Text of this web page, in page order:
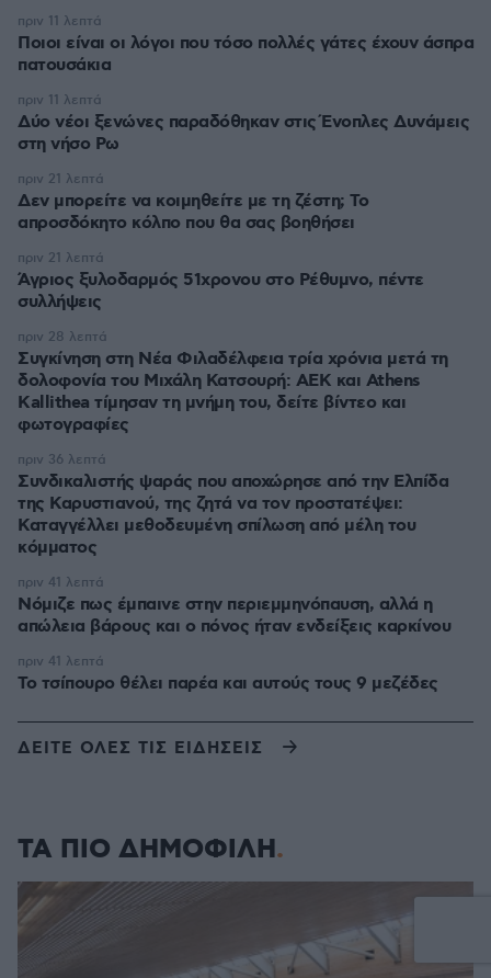
Ποιοι είναι οι λόγοι που τόσο πολλές γάτες έχουν άσπρα
πατουσάκια
πριν 11 λεπτά
Δύο νέοι ξενώνες παραδόθηκαν στις Ένοπλες Δυνάμεις
στη νήσο Ρω
πριν 11 λεπτά
Δεν μπορείτε να κοιμηθείτε με τη ζέστη; Το
απροσδόκητο κόλπο που θα σας βοηθήσει
πριν 21 λεπτά
Άγριος ξυλοδαρμός 51χρονου στο Ρέθυμνο, πέντε
συλλήψεις
πριν 21 λεπτά
Συγκίνηση στη Νέα Φιλαδέλφεια τρία χρόνια μετά τη
δολοφονία του Μιχάλη Κατσουρή: ΑΕΚ και Athens
Kallithea τίμησαν τη μνήμη του, δείτε βίντεο και
φωτογραφίες
πριν 28 λεπτά
Συνδικαλιστής ψαράς που αποχώρησε από την Ελπίδα
της Καρυστιανού, της ζητά να τον προστατέψει:
Καταγγέλλει μεθοδευμένη σπίλωση από μέλη του
κόμματος
πριν 36 λεπτά
Νόμιζε πως έμπαινε στην περιεμμηνόπαυση, αλλά η
απώλεια βάρους και ο πόνος ήταν ενδείξεις καρκίνου
πριν 41 λεπτά
Το τσίπουρο θέλει παρέα και αυτούς τους 9 μεζέδες
πριν 41 λεπτά
ΔΕΙΤΕ ΟΛΕΣ ΤΙΣ ΕΙΔΗΣΕΙΣ
ΤΑ ΠΙΟ ΔΗΜΟΦΙΛΗ